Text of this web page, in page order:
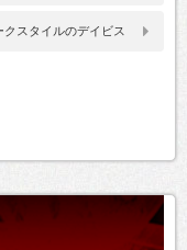
クスタイルのデイビス